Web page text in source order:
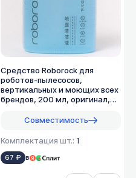
Средство Roborock для
роботов-пылесосов,
вертикальных и моющих всех
брендов, 200 мл, оригинал,
Совместимость
Комплектация шт.: 1
67 ₽ в